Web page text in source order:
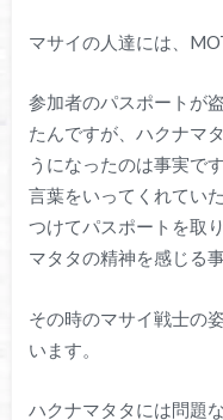
マサイの人達には、
参加者のパスポートが
たんですが、ハクナマ
うになったのは事実で
言葉をいってくれてい
つけてパスポートを取
マタタの精神を感じる
その時のマサイ戦士の
います。
ハクナマタタには問題